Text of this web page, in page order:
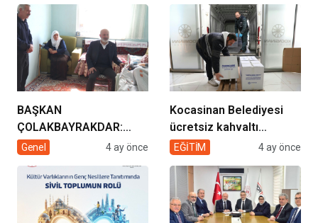
geliyor!
BAŞKAN
ÇOLAKBAYRAKDAR:
“EVDE SAĞLIK
GÖNÜLLERE
DOKUNUYORUZ”
Genel 4 ay önce
Kocasinan Belediyesi
ücretsiz kahvaltı
desteği projesi
EĞİTİM 4 ay önce